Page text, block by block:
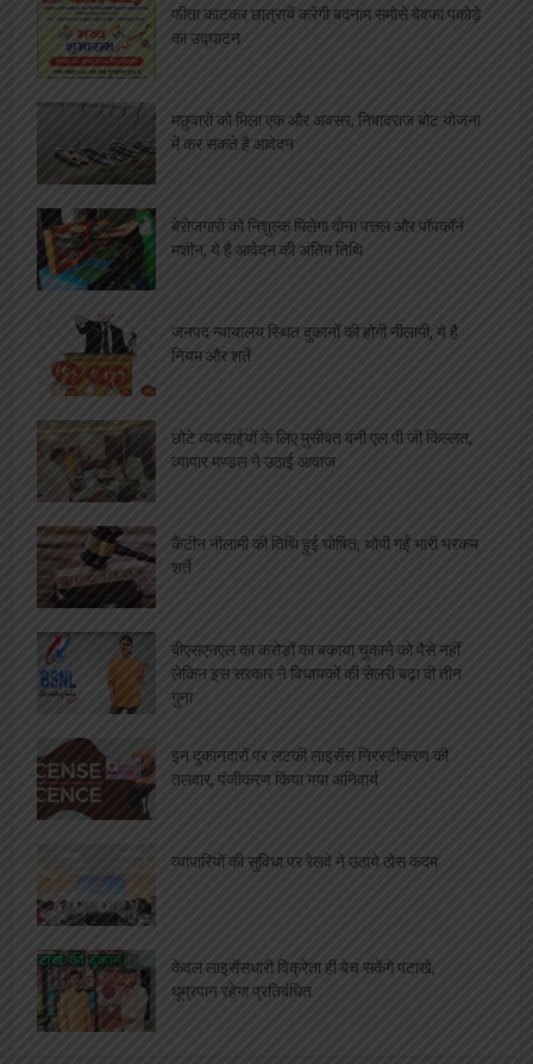
फीता काटकर छात्रायें करेंगी बदनाम समोसे बेवफा पकोड़े
का उद्घाटन
मछुवारों को मिला एक और अवसर, निषादराज बोट योजना
में कर सकते है आवेदन
बेरोजगारों को निशुल्क मिलेगा दोना पत्तल और पॉपकॉर्न
मशीन, ये है आवेदन की अंतिम तिथि
जनपद न्यायालय स्थित दुकानों की होगी नीलामी, ये है
नियम और शर्ते
छोटे व्यवसाईयों के लिए मुसीबत बनी एल पी जी किल्लत,
व्यापार मण्डल ने उठाई आवाज
कैंटीन नीलामी की तिथि हुई घोषित, थोपी गईं भारी भरकम
शर्ते
बीएसएनएल का करोड़ों का बकाया चुकाने को पैसे नहीं
लेकिन इस सरकार ने विधायकों की सेलरी बढ़ा दी तीन
गुना
इन दुकानदारों पर लटकी लाइसेंस निरस्टीकरण की
तलवार, पंजीकरण किया गया अनिवार्य
व्यापारियों की सुविधा पर रेलवे ने उठाये ठोस कदम
केवल लाइसेंसधारी विक्रेता ही बेच सकेंगे पटाखे,
धूम्रपान रहेगा प्रतिबंधित